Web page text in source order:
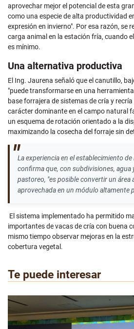
aprovechar mejor el potencial de esta
como una especie de alta productividad
expresión en invierno". Por esa razón, se
carga animal en la estación fría, cuando
es mínimo.
Una alternativa productiva
El Ing. Jaurena señaló que el canutillo,
"puede transformarse en una
base forrajera de sistemas de cría y recría
carácter dominante en el campo natural
un esquema de rotación orientado a la
maximizando la cosecha del forraje sin
La experiencia en el establecimiento
confirma que, con subdivisiones, agua
pastoreo, "es posible convertir un área
aprovechada en un módulo altamente
El sistema implementado ha permitido
importantes de vacas de cría con buena
mismo tiempo observar mejoras en la
cobertura vegetal.
Te puede interesar